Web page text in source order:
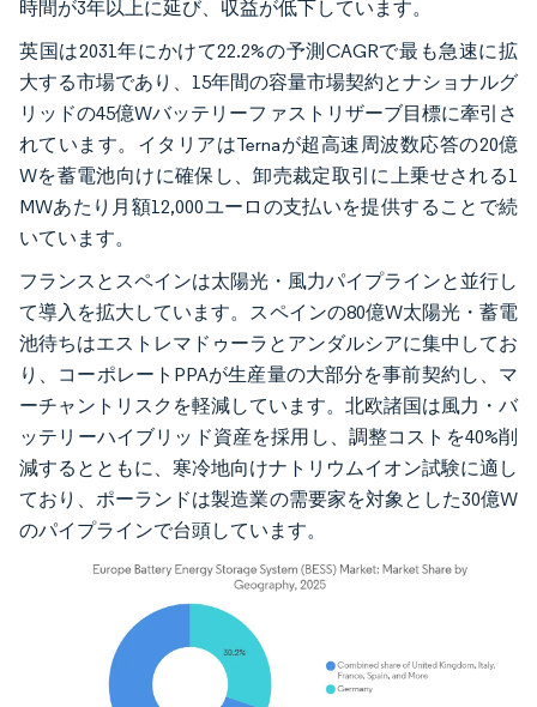
時間が3年以上に延び、収益が低下しています。
英国は2031年にかけて22.2%の予測CAGRで最も急速に拡
大する市場であり、15年間の容量市場契約とナショナルグ
リッドの45億Wバッテリーファストリザーブ目標に牽引さ
れています。イタリアはTernaが超高速周波数応答の20億
Wを蓄電池向けに確保し、卸売裁定取引に上乗せされる1
MWあたり月額12,000ユーロの支払いを提供することで続
いています。
フランスとスペインは太陽光・風力パイプラインと並行し
て導入を拡大しています。スペインの80億W太陽光・蓄電
池待ちはエストレマドゥーラとアンダルシアに集中してお
り、コーポレートPPAが生産量の大部分を事前契約し、マ
ーチャントリスクを軽減しています。北欧諸国は風力・バ
ッテリーハイブリッド資産を採用し、調整コストを40%削
減するとともに、寒冷地向けナトリウムイオン試験に適し
ており、ポーランドは製造業の需要家を対象とした30億W
のパイプラインで台頭しています。